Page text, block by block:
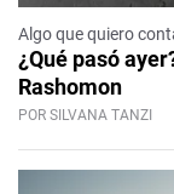
Algo que quiero
¿Qué pasó
Rashomon
POR SILVANA TANZI